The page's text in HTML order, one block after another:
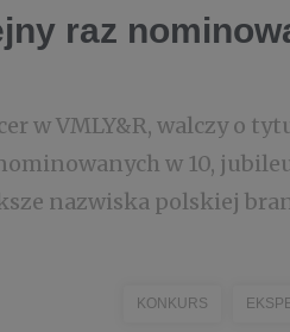
raz
w VMLY&R, walczy o
w 10,
nazwiska polskiej
KONKURS